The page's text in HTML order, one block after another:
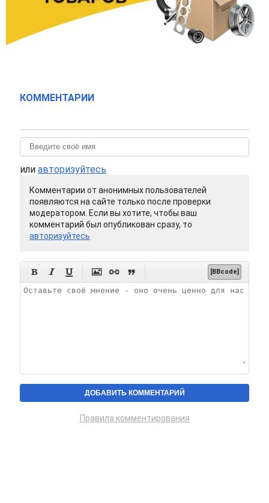
КОММЕНТАРИИ
или авторизуйтесь
Комментарии от анонимных пользователей
появляются на сайте только после проверки
модератором. Если вы хотите, чтобы ваш
комментарий был опубликован сразу, то
авторизуйтесь
      [BBcode]
Правила комментирования